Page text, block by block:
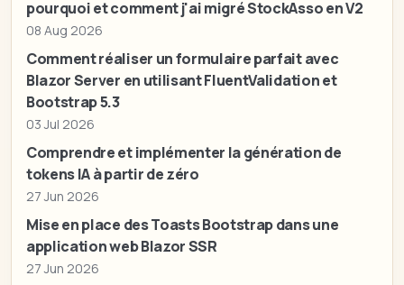
pourquoi et comment j'ai migré StockAsso en V2
08 Aug 2026
Comment réaliser un formulaire parfait avec
Blazor Server en utilisant FluentValidation et
Bootstrap 5.3
03 Jul 2026
Comprendre et implémenter la génération de
tokens IA à partir de zéro
27 Jun 2026
Mise en place des Toasts Bootstrap dans une
application web Blazor SSR
27 Jun 2026